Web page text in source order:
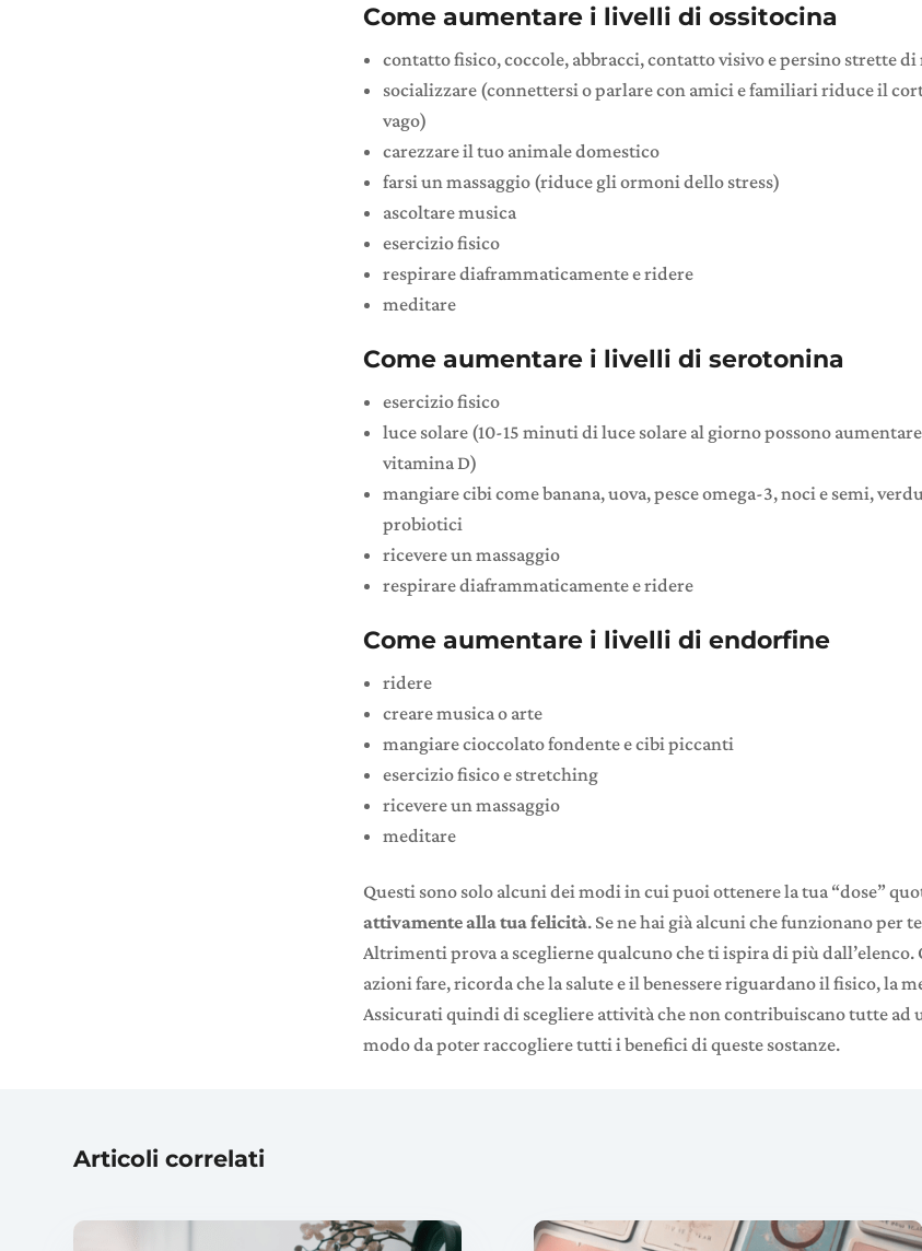
Come aumentare i livelli di ossitocina
contatto fisico, coccole, abbracci, contatto visivo e persino strette di
socializzare (connettersi o parlare con amici e familiari riduce il
vago)
carezzare il tuo animale domestico
farsi un massaggio (riduce gli ormoni dello stress)
ascoltare musica
esercizio fisico
respirare diaframmaticamente e ridere
meditare
Come aumentare i livelli di serotonina
esercizio fisico
luce solare (10-15 minuti di luce solare al giorno possono
vitamina D)
mangiare cibi come banana, uova, pesce omega-3, noci e semi,
probiotici
ricevere un massaggio
respirare diaframmaticamente e ridere
Come aumentare i livelli di endorfine
ridere
creare musica o arte
mangiare cioccolato fondente e cibi piccanti
esercizio fisico e stretching
ricevere un massaggio
meditare
Questi sono solo alcuni dei modi in cui puoi ottenere la tua “dose”
attivamente alla tua felicità. Se ne hai già alcuni che funzionano per
Altrimenti prova a sceglierne qualcuno che ti ispira di più dall’elenco.
azioni fare, ricorda che la salute e il benessere riguardano il fisico, la
Assicurati quindi di scegliere attività che non contribuiscano tutte ad
modo da poter raccogliere tutti i benefici di queste sostanze.
Articoli correlati